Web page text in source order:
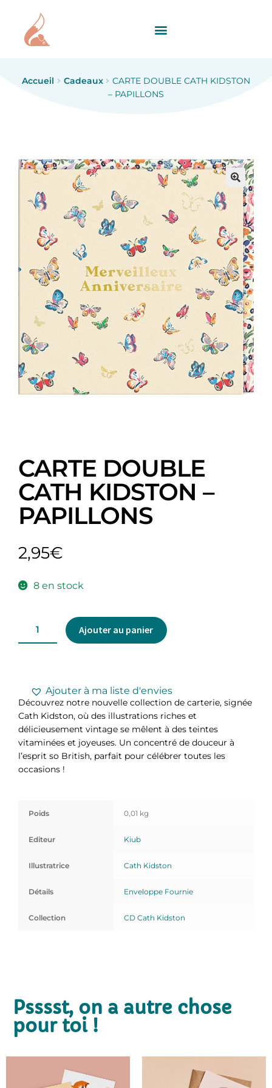
Accueil Cadeaux
CARTE DOUBLE CATH KIDSTON
– PAPILLONS
CARTE DOUBLE
CATH KIDSTON –
PAPILLONS
2,95€
8 en stock
Ajouter au panier
Ajouter à ma liste d'envies
Découvrez notre nouvelle collection de carterie, signée
Cath Kidston, où des illustrations riches et
délicieusement vintage se mêlent à des teintes
vitaminées et joyeuses. Un concentré de douceur à
l’esprit so British, parfait pour célébrer toutes les
occasions !
Poids 0,01 kg
Editeur Kiub
Illustratrice Cath Kidston
Détails Enveloppe Fournie
Collection CD Cath Kidston
Psssst, on a autre chose
pour toi !